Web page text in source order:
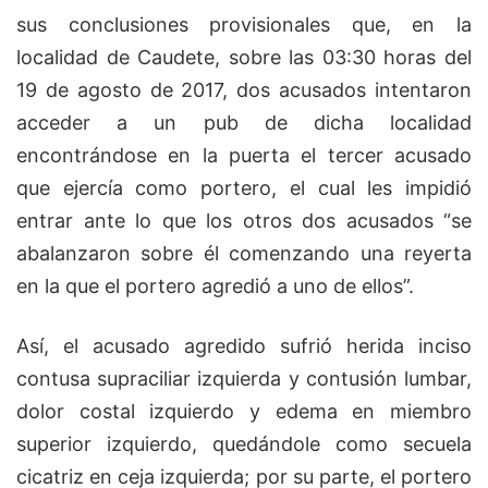
sus conclusiones provisionales que, en la
localidad de Caudete, sobre las 03:30 horas del
19 de agosto de 2017, dos acusados intentaron
acceder a un pub de dicha localidad
encontrándose en la puerta el tercer acusado
que ejercía como portero, el cual les impidió
entrar ante lo que los otros dos acusados “se
abalanzaron sobre él comenzando una reyerta
en la que el portero agredió a uno de ellos”.
Así, el acusado agredido sufrió herida inciso
contusa supraciliar izquierda y contusión lumbar,
dolor costal izquierdo y edema en miembro
superior izquierdo, quedándole como secuela
cicatriz en ceja izquierda; por su parte, el portero